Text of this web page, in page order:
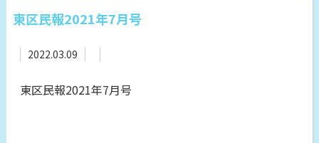
東区民報2021年7月号
2022.03.09
東区民報2021年7月号